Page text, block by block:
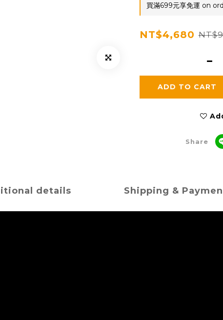
買滿699元享免運 on
NT$4,680
ADD TO CART
Share
details Shipping &